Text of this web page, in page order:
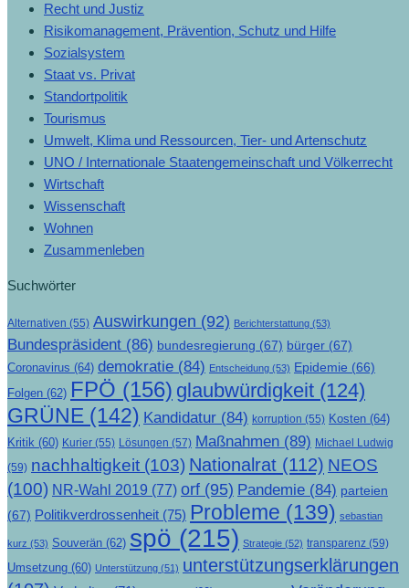
Recht und Justiz
Risikomanagement, Prävention, Schutz und Hilfe
Sozialsystem
Staat vs. Privat
Standortpolitik
Tourismus
Umwelt, Klima und Ressourcen, Tier- und Artenschutz
UNO / Internationale Staatengemeinschaft und Völkerrecht
Wirtschaft
Wissenschaft
Wohnen
Zusammenleben
Suchwörter
Alternativen (55) Auswirkungen (92) Berichterstattung (53)
Bundespräsident (86) bundesregierung (67) bürger (67)
Coronavirus (64) demokratie (84) Entscheidung (53) Epidemie (66)
Folgen (62) FPÖ (156) glaubwürdigkeit (124)
GRÜNE (142) Kandidatur (84) korruption (55) Kosten (64)
Kritik (60) Kurier (55) Lösungen (57) Maßnahmen (89) Michael Ludwig
(59) nachhaltigkeit (103) Nationalrat (112) NEOS
(100) NR-Wahl 2019 (77) orf (95) Pandemie (84) parteien
(67) Politikverdrossenheit (75) Probleme (139) sebastian
kurz (53) Souverän (62) spö (215) Strategie (52) transparenz (59)
Umsetzung (60) Unterstützung (51) unterstützungserklärungen